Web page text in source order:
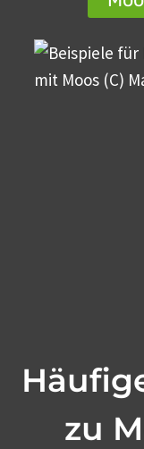
zu